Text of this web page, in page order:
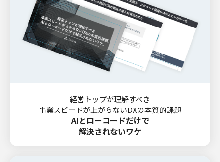
経営トップが理解すべき
事業スピードが上がらないDXの本質的課題
AIとローコードだけで
解決されないワケ